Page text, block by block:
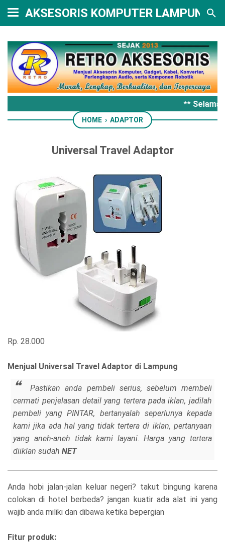
AKSESORIS KOMPUTER LAMPUNG
**
HOME › ADAPTOR
Universal Travel Adaptor
Rp. 28.000
Menjual Universal Travel Adaptor di Lampung
Pastikan anda pembeli serius, sebelum membeli
cermati penjelasan detail yang tertera pada iklan, jadilah
pembeli yang PINTAR, bertanyalah seperlunya kepada
kami jika ada hal yang tidak tertera di iklan, pertanyaan
yang aneh-aneh tidak kami layani. Harga yang tertera
diiklan sudahNET
Anda hobi jalan-jalan keluar negeri? takut bingung karena
colokan di hotel berbeda? jangan kuatir ada alat ini yang
wajib anda miliki dan dibawa ketika bepergian
Fitur produk: